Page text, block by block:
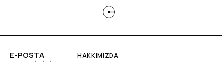
E-POSTA
HAKKIMIZDA